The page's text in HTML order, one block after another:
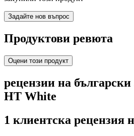
Задайте нов въпрос
Продуктови ревюта
Оцени този продукт
рецензии на
HT White
1 клиентска рецензия